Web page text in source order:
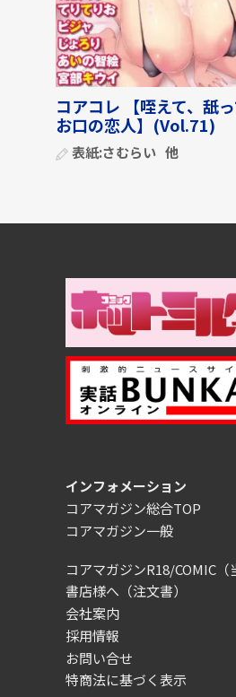
コアコレ 【咥えて、舐
お口の恋人】(Vol.71)
表紙:さむらい 他
インフォメーション
コアマガジン総合TOP
コアマガジン一般
コアマガジンR18/COMIC（
書店様へ（注文書）
会社案内
採用情報
お問い合せ
特商法に基づく表示